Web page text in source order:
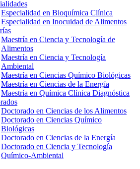
Especialidad en Bioquímica Clínica
Especialidad en Inocuidad de Alimentos
Maestría en Ciencia y Tecnología de
Alimentos
Maestría en Ciencia y Tecnología
Ambiental
Maestría en Ciencias Químico Biológicas
Maestría en Ciencias de la Energía
Maestría en Química Clínica Diagnóstica
Doctorado en Ciencias de los Alimentos
Doctorado en Ciencias Químico
Biológicas
Doctorado en Ciencias de la Energía
Doctorado en Ciencia y Tecnología
Químico-Ambiental